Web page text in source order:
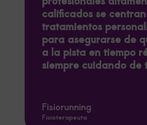
calificados se
tratamientos
para asegurarse de
a la pista en tiempo
siempre cuidando de
Fisiorunning
Fisioterapeuta